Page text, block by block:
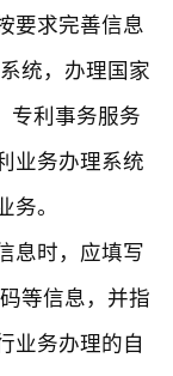
求完善信息
统，办理国家
专利事务服务
业务办理系统
务。
时，应填写
等信息，并指
业务办理的自